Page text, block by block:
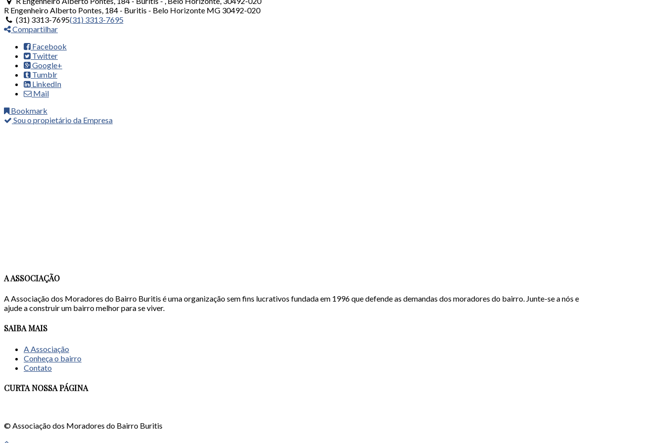
R Engenheiro Alberto Pontes, 184 - Buritis - Belo Horizonte MG 30492-020
(31) 3313-7695(31) 3313-7695
Compartilhar
Facebook
Twitter
Google+
Tumblr
LinkedIn
Mail
Bookmark
Sou o propietário da Empresa
A ASSOCIAÇÃO
A Associação dos Moradores do Bairro Buritis é uma organização sem fins lucrativos fundada em 1996 que defende as demandas dos moradores do bairro. Junte-se a nós e
ajude a construir um bairro melhor para se viver.
SAIBA MAIS
A Associação
Conheça o bairro
Contato
CURTA NOSSA PÁGINA
© Associação dos Moradores do Bairro Buritis